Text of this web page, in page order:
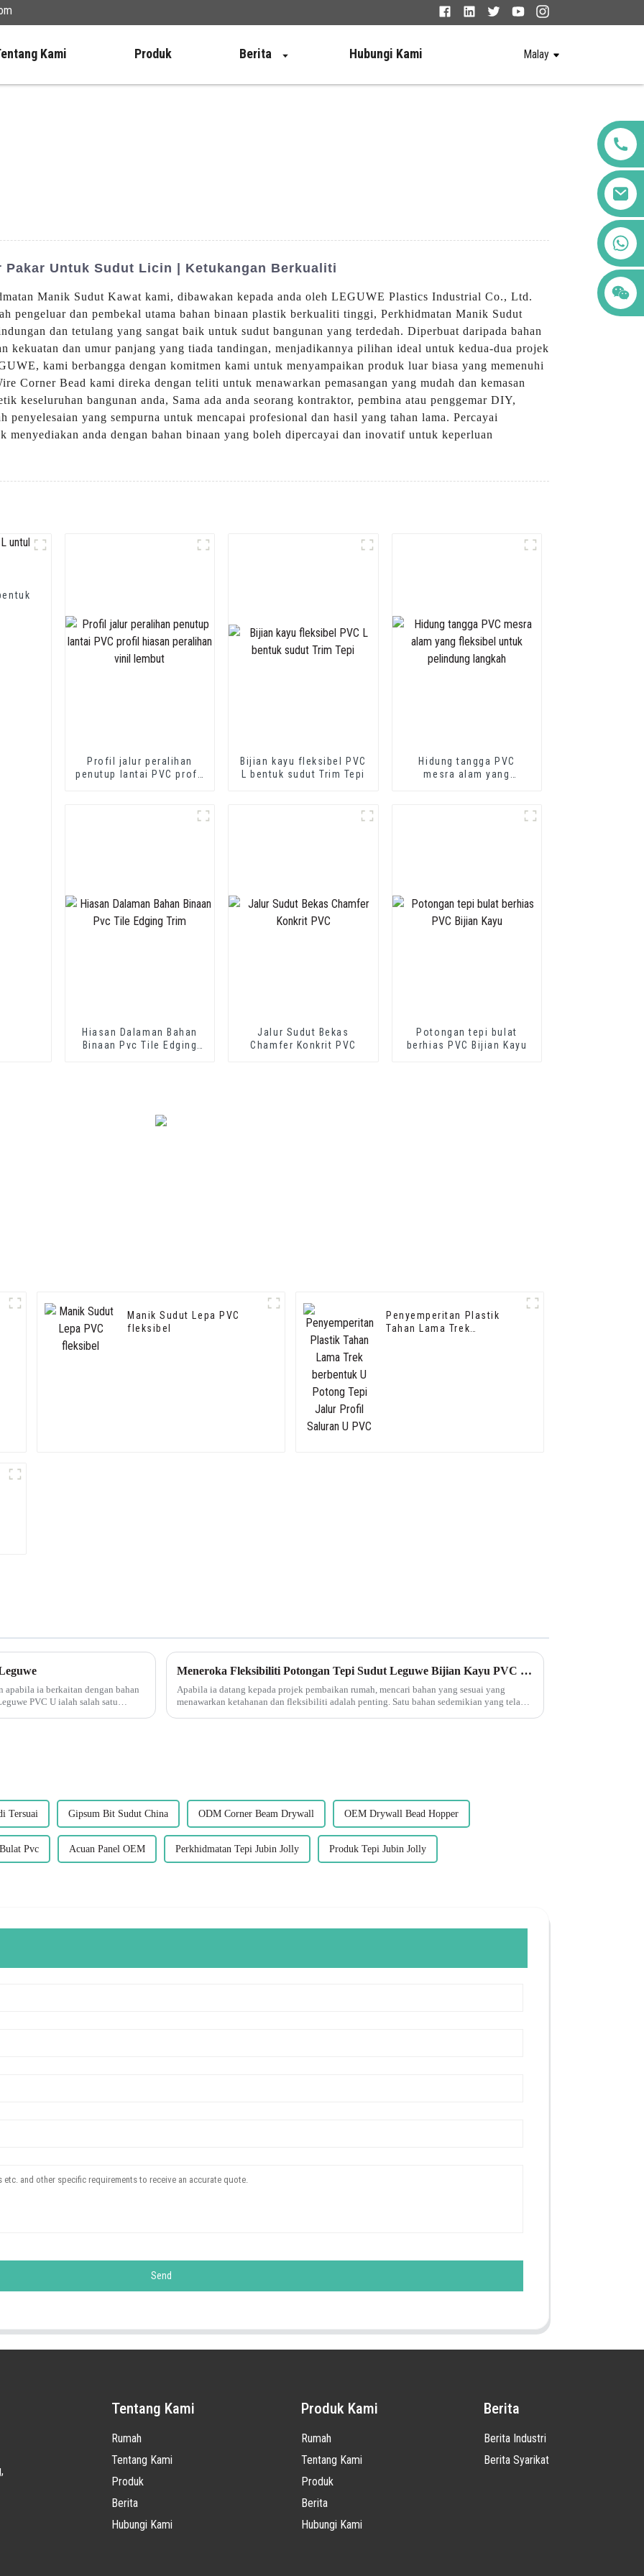
Kami Produk Berita Hubungi Kami Malay
+86 123456789122
Pakar Untuk Sudut Licin | Ketukangan Berkualiti
Manik Sudut Kawat kami, dibawakan kepada anda oleh LEGUWE Plastics Industrial Co., Ltd.
pengeluar dan pembekal utama bahan binaan plastik berkualiti tinggi, Perkhidmatan Manik Sudut
dan tetulang yang sangat baik untuk sudut bangunan yang terdedah. Diperbuat daripada bahan
kekuatan dan umur panjang yang tiada tandingan, menjadikannya pilihan ideal untuk kedua-dua projek
kami berbangga dengan komitmen kami untuk menyampaikan produk luar biasa yang memenuhi
Corner Bead kami direka dengan teliti untuk menawarkan pemasangan yang mudah dan kemasan
keseluruhan bangunan anda, Sama ada anda seorang kontraktor, pembina atau penggemar DIY,
penyelesaian yang sempurna untuk mencapai profesional dan hasil yang tahan lama. Percayai
anda dengan bahan binaan yang boleh dipercayai dan inovatif untuk keperluan
Profil jalur peralihan
penutup lantai PVC profil
Bijian kayu fleksibel PVC
L bentuk sudut Trim Tepi
Hidung tangga PVC
mesra alam yang
Hiasan Dalaman Bahan
Binaan Pvc Tile Edging
Jalur Sudut Bekas
Chamfer Konkrit PVC
Potongan tepi bulat
berhias PVC Bijian Kayu
Manik Sudut Lepa PVC
fleksibel
Penyemperitan Plastik
Tahan Lama Trek
ia berkaitan dengan bahan
PVC U ialah salah satu
Meneroka Fleksibiliti Potongan Tepi Sudut Leguwe Bijian Kayu PVC L Bentuk
Apabila ia datang kepada projek pembaikan rumah, mencari bahan yang sesuai yang
menawarkan ketahanan dan fleksibiliti adalah penting. Satu bahan sedemikian yang telah
Tersuai Gipsum Bit Sudut China ODM Corner Beam Drywall OEM Drywall Bead Hopper
Pvc Acuan Panel OEM Perkhidmatan Tepi Jubin Jolly Produk Tepi Jubin Jolly
Send
Tentang Kami
Rumah
Tentang Kami
Produk
Berita
Hubungi Kami
Produk Kami
Rumah
Tentang Kami
Produk
Berita
Hubungi Kami
Berita
Berita Industri
Berita Syarikat